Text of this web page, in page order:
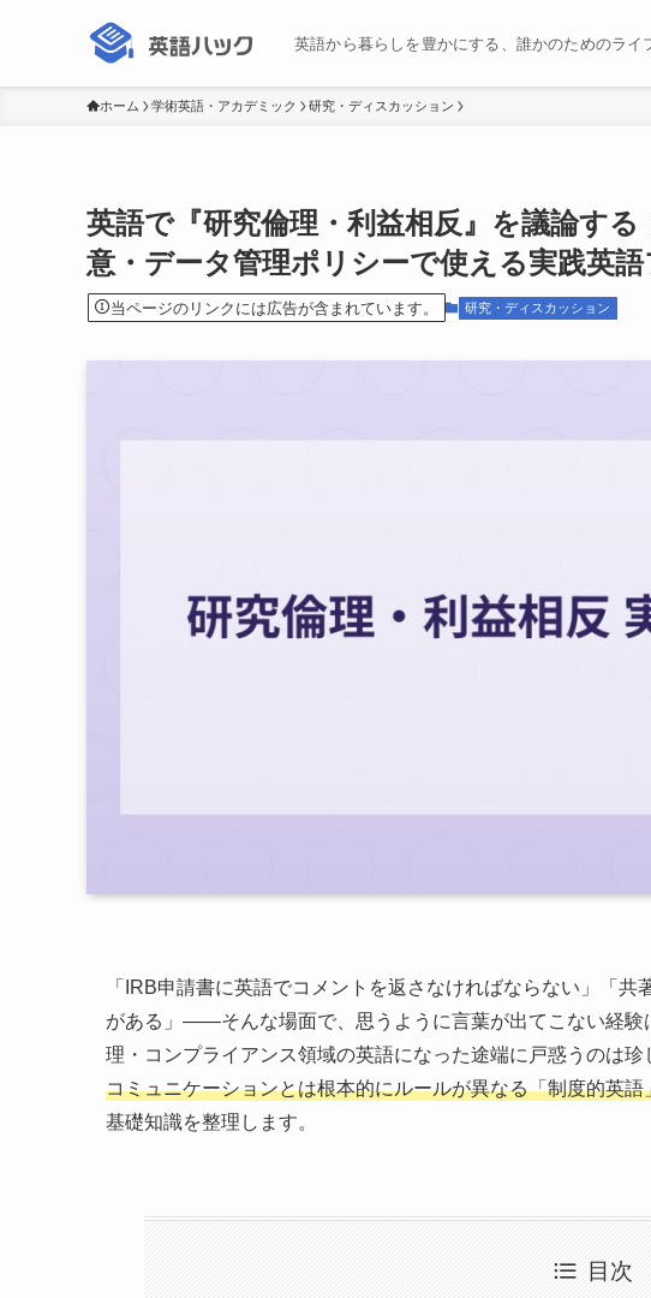
英語から暮らしを豊かにする、誰かのためのライ
ホーム 学術英語・アカデミック 研究・ディスカッション
英語で『研究倫理・利益相反』を議論す
意・データ管理ポリシーで使える実践英
当ページのリンクには広告が含まれています。 研究・ディスカッション
「IRB申請書に英語でコメントを返さなければならない」「
がある」——そんな場面で、思うように言葉が出てこない経験
理・コンプライアンス領域の英語になった途端に戸惑うのは珍
コミュニケーションとは根本的にルールが異なる「制度的英語
基礎知識を整理します。
目次